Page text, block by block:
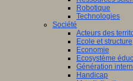
Robotique
Technologies
Société
Acteurs des
Ecole et structure
Economie
Ecosystème
Génération
Handicap